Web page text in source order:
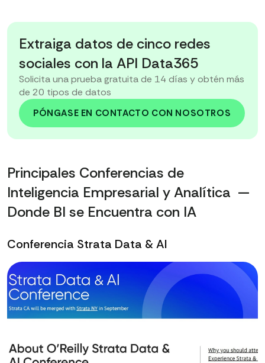
Extraiga datos de cinco redes
sociales con la API Data365
Solicita una prueba gratuita de 14 días y obtén más
de 20 tipos de datos
PÓNGASE EN CONTACTO CON NOSOTROS
Principales Conferencias de
Inteligencia Empresarial y Analítica —
Donde BI se Encuentra con IA
Conferencia Strata Data & AI